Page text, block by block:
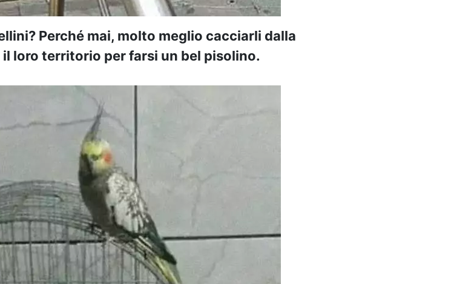
Perché mai, molto meglio cacciarli dalla
loro territorio per farsi un bel pisolino.